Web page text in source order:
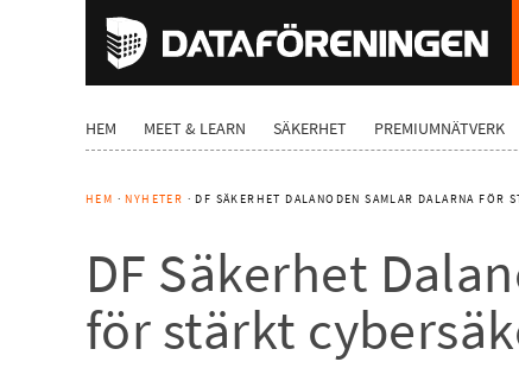
HEM MEET & LEARN SÄKERHET PREMIUMNÄTVERK
HEM ·NYHETER · DF SÄKERHET DALANODEN SAMLAR DALARNA FÖR
DF Säkerhet
för stärkt